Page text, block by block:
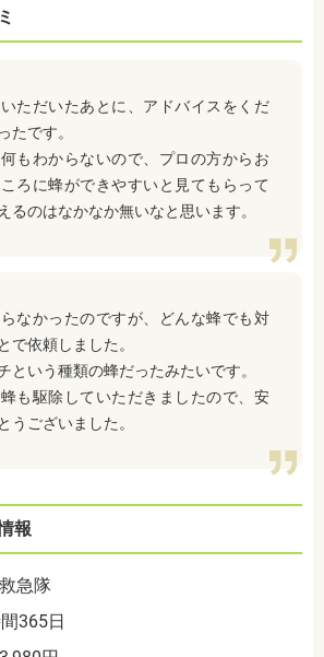
ただいたあとに、アドバイスをくだ
たです。
もわからないので、プロの方からお
ろに蜂ができやすいと見てもらって
るのはなかなか無いなと思います。
なかったのですが、どんな蜂でも対
で依頼しました。
という種類の蜂だったみたいです。
も駆除していただきましたので、安
うございました。
報
急隊
365日